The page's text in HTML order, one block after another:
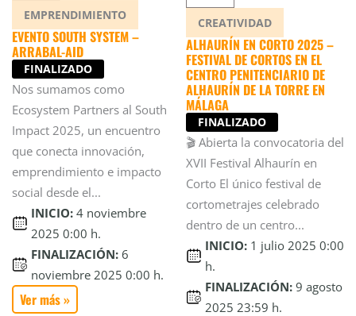
EMPRENDIMIENTO
EVENTO SOUTH SYSTEM –
ARRABAL-AID
FINALIZADO
Nos sumamos como
Ecosystem Partners al South
Impact 2025, un encuentro
que conecta innovación,
emprendimiento e impacto
social desde el...
INICIO: 4 noviembre
2025 0:00 h.
FINALIZACIÓN: 6
noviembre 2025 0:00 h.
Ver más »
CREATIVIDAD
ALHAURÍN EN CORTO 2025 –
FESTIVAL DE CORTOS EN EL
CENTRO PENITENCIARIO DE
ALHAURÍN DE LA TORRE EN
MÁLAGA
FINALIZADO
🎬 Abierta la convocatoria del
XVII Festival Alhaurín en
Corto El único festival de
cortometrajes celebrado
dentro de un centro...
INICIO: 1 julio 2025 0:00
h.
FINALIZACIÓN: 9 agosto
2025 23:59 h.